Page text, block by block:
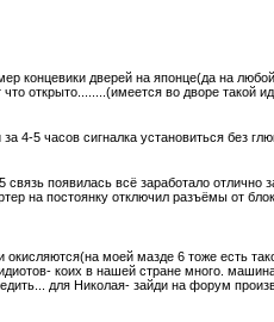
концевики дверей на японце(да на
открыто........(имеется во дворе такой
4-5 часов сигналка установиться без
появилась всё заработало
на постоянку отключил разъёмы от
моей мазде 6 тоже есть
коих в нашей стране много.
для Николая- зайди на форум